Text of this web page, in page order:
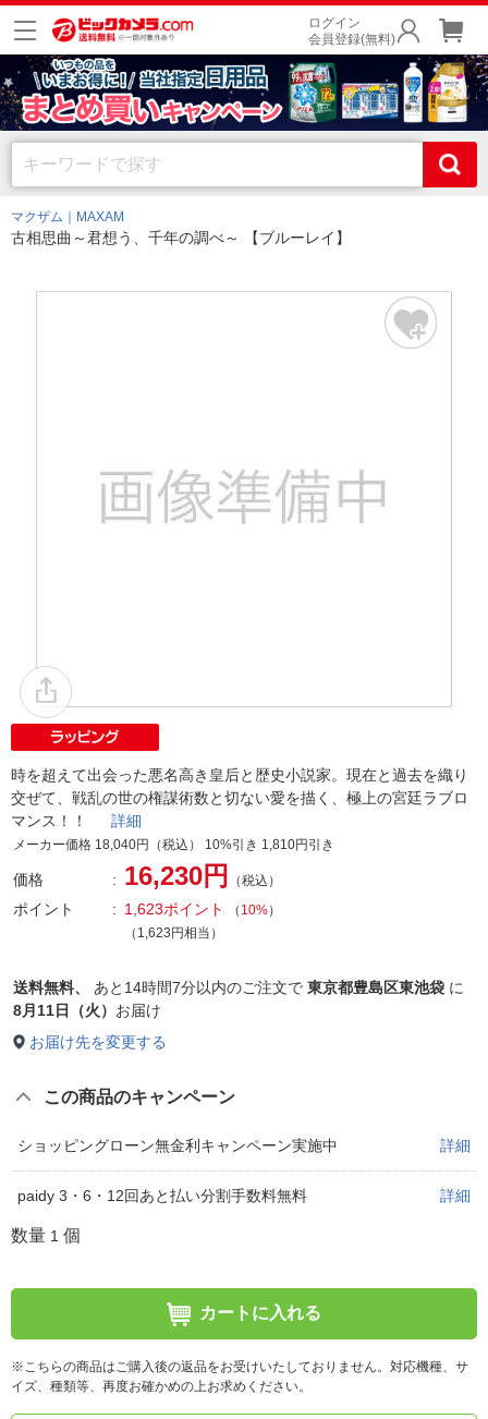
ログイン
会員登録(無料)
マクザム｜MAXAM
古相思曲～君想う、千年の調べ～ 【ブルーレイ】
時を超えて出会った悪名高き皇后と歴史小説家。現在と過去を織り
交ぜて、戦乱の世の権謀術数と切ない愛を描く、極上の宮廷ラブロ
マンス！！ 詳細
メーカー価格 18,040円（税込） 10%引き 1,810円引き
価格 16,230円 （税込）
ポイント 1,623ポイント （ 10%）
（1,623円相当）
送料無料、 あと 14時間7分以内のご注文で 東京都豊島区東池袋 に
8月11日（火） お届け
お届け先を変更する
この商品のキャンペーン
ショッピングローン無金利キャンペーン実施中 詳細
paidy 3・6・12回あと払い分割手数料無料 詳細
数量 1 個
カートに入れる
※こちらの商品はご購入後の返品をお受けいたしておりません。対応機種、サ
イズ、種類等、再度お確かめの上お求めください。